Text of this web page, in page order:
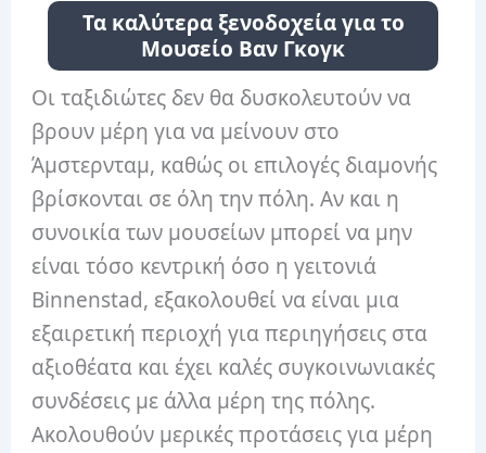
Τα καλύτερα ξενοδοχεία για το
Μουσείο Βαν Γκογκ
Οι ταξιδιώτες δεν θα δυσκολευτούν να
βρουν μέρη για να μείνουν στο
Άμστερνταμ, καθώς οι επιλογές διαμονής
βρίσκονται σε όλη την πόλη. Αν και η
συνοικία των μουσείων μπορεί να μην
είναι τόσο κεντρική όσο η γειτονιά
Binnenstad, εξακολουθεί να είναι μια
εξαιρετική περιοχή για περιηγήσεις στα
αξιοθέατα και έχει καλές συγκοινωνιακές
συνδέσεις με άλλα μέρη της πόλης.
Ακολουθούν μερικές προτάσεις για μέρη